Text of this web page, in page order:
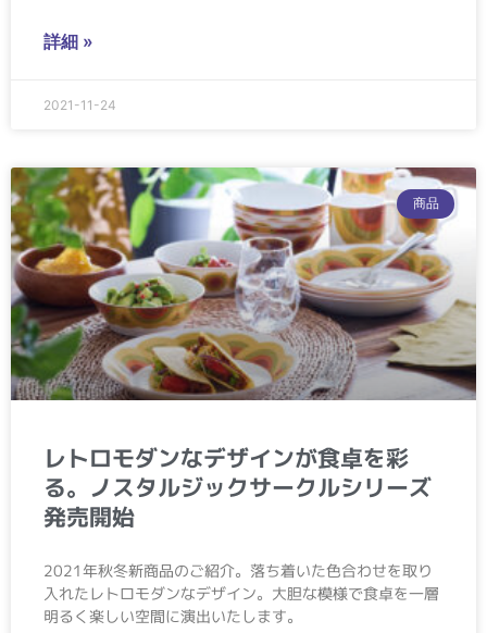
詳細 »
2021-11-24
商品
レトロモダンなデザインが食卓を彩
る。ノスタルジックサークルシリーズ
発売開始
2021年秋冬新商品のご紹介。落ち着いた色合わせを取り
入れたレトロモダンなデザイン。大胆な模様で食卓を一層
明るく楽しい空間に演出いたします。